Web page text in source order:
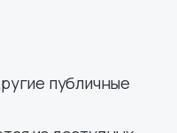
публичные